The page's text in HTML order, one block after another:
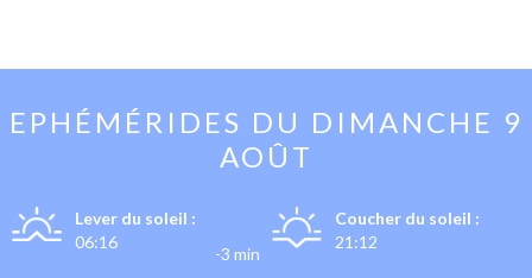
EPHÉMÉRIDES DU DIMANCHE 9
AOÛT
Lever du soleil :
06:16
-3 min
Coucher du soleil :
21:12